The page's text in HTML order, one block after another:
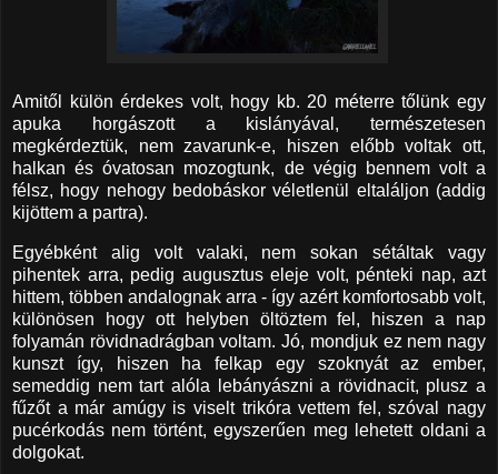
Amitől külön érdekes volt, hogy kb. 20 méterre tőlünk egy
apuka horgászott a kislányával, természetesen
megkérdeztük, nem zavarunk-e, hiszen előbb voltak ott,
halkan és óvatosan mozogtunk, de végig bennem volt a
félsz, hogy nehogy bedobáskor véletlenül eltaláljon (addig
kijöttem a partra).
Egyébként alig volt valaki, nem sokan sétáltak vagy
pihentek arra, pedig augusztus eleje volt, pénteki nap, azt
hittem, többen andalognak arra - így azért komfortosabb volt,
különösen hogy ott helyben öltöztem fel, hiszen a nap
folyamán rövidnadrágban voltam. Jó, mondjuk ez nem nagy
kunszt így, hiszen ha felkap egy szoknyát az ember,
semeddig nem tart alóla lebányászni a rövidnacit, plusz a
fűzőt a már amúgy is viselt trikóra vettem fel, szóval nagy
pucérkodás nem történt, egyszerűen meg lehetett oldani a
dolgokat.